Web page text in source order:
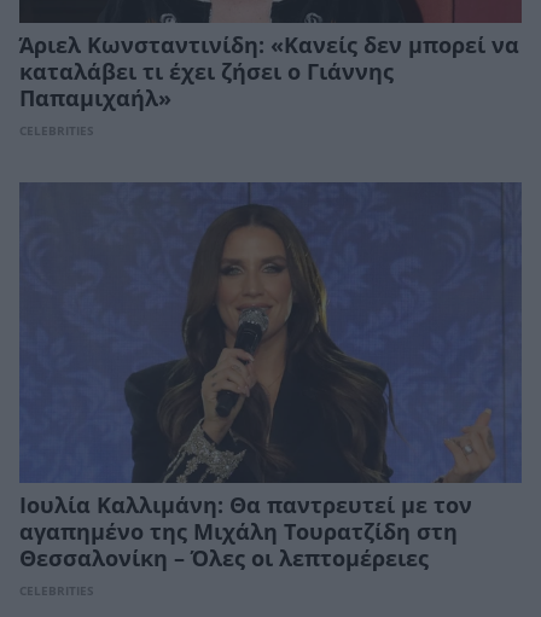
Άριελ Κωνσταντινίδη: «Κανείς δεν μπορεί να
καταλάβει τι έχει ζήσει ο Γιάννης
Παπαμιχαήλ»
CELEBRITIES
Ιουλία Καλλιμάνη: Θα παντρευτεί με τον
αγαπημένο της Μιχάλη Τουρατζίδη στη
Θεσσαλονίκη – Όλες οι λεπτομέρειες
CELEBRITIES